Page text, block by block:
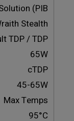
(PIB)
Stealth
TDP / TDP
65W
cTDP
45-65W
Max Temps
95°C